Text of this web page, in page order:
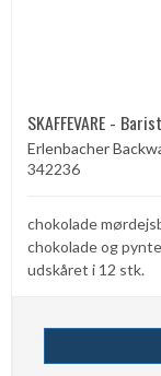
SKAFFEVARE -
Erlenbacher
342236
chokolade
chokolade og
udskåret i 12 stk.